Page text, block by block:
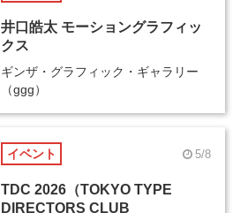
井口皓太 モーショングラフィッ
クス
ギンザ・グラフィック・ギャラリー
（ggg）
イベント 5/8
TDC 2026（TOKYO TYPE
DIRECTORS CLUB